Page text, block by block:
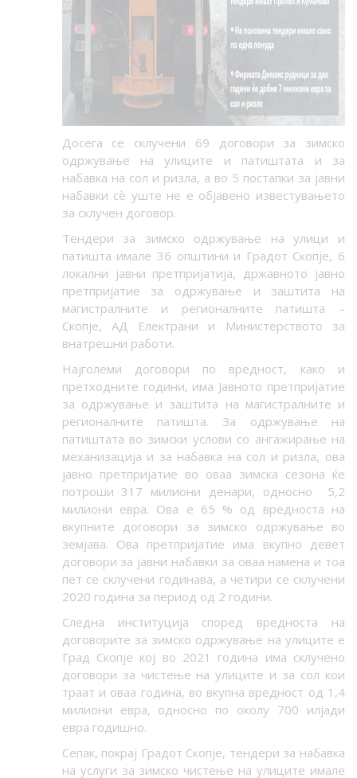
Досега се склучени 69 договори за зимско
одржување на улиците и патиштата и за
набавка на сол и ризла, а во 5 постапки за јавни
набавки сѐ уште не е објавено известувањето
за склучен договор.
Тендери за зимско одржување на улици и
патишта имале 36 општини и Градот Скопје, 6
локални јавни претпријатија, државното јавно
претпријатие за одржување и заштита на
магистралните и регионалните патишта –
Скопје, АД Електрани и Министерството за
внатрешни работи.
Најголеми договори по вредност, како и
претходните години, има Јавното претпријатие
за одржување и заштита на магистралните и
регионалните патишта. За одржување на
патиштата во зимски услови со ангажирање на
механизација и за набавка на сол и ризла, ова
јавно претпријатие во оваа зимска сезона ќе
потроши 317 милиони денари, односно 5,2
милиони евра. Ова е 65 % од вредноста на
вкупните договори за зимско одржување во
земјава. Ова претпријатие има вкупно девет
договори за јавни набавки за оваа намена и тоа
пет се склучени годинава, а четири се склучени
2020 година за период од 2 години.
Следна институција според вредноста на
договорите за зимско одржување на улиците е
Град Скопје кој во 2021 година има склучено
договори за чистење на улиците и за сол кои
траат и оваа година, во вкупна вредност од 1,4
милиони евра, односно по околу 700 илјади
евра годишно.
Сепак, покрај Градот Скопје, тендери за набавка
на услуги за зимско чистење на улиците имале